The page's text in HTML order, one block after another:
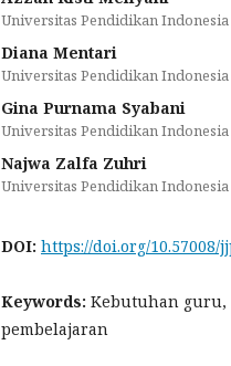
Universitas Pendidikan Indonesia
Diana Mentari
Universitas Pendidikan Indonesia
Gina Purnama Syabani
Universitas Pendidikan Indonesia
Najwa Zalfa Zuhri
Universitas Pendidikan Indonesia
DOI: https://doi.org/10.57008/
Keywords: Kebutuhan guru,
pembelajaran